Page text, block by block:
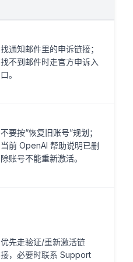
找通知邮件里的申诉链接；
找不到邮件时走官方申诉入
口。
不要按“恢复旧账号”规划；
当前 OpenAI 帮助说明已删
除账号不能重新激活。
优先走验证/重新激活链
接，必要时联系 Support